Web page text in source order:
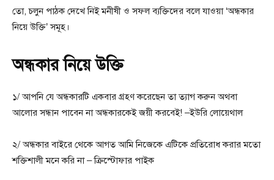
তো, চলুন পাঠক দেখে নিই মনীষী ও সফল ব্যক্তিদের বলে যাওয়া ‘অন্ধকার
নিয়ে উক্তি’ সমূহ।
অন্ধকার নিয়ে উক্তি
১/ আপনি যে অন্ধকারটি একবার গ্রহণ করেছেন তা ত্যাগ করুন অথবা
আলোর সন্ধান পাবেন না অন্ধকারকেই জয়ী করবেই! –ইউরি লোয়েথাল
২/ অন্ধকার বাইরে থেকে আগত আমি নিজেকে এটিকে প্রতিরোধ করার মতো
শক্তিশালী মনে করি না – ক্রিস্টোফার পাইক